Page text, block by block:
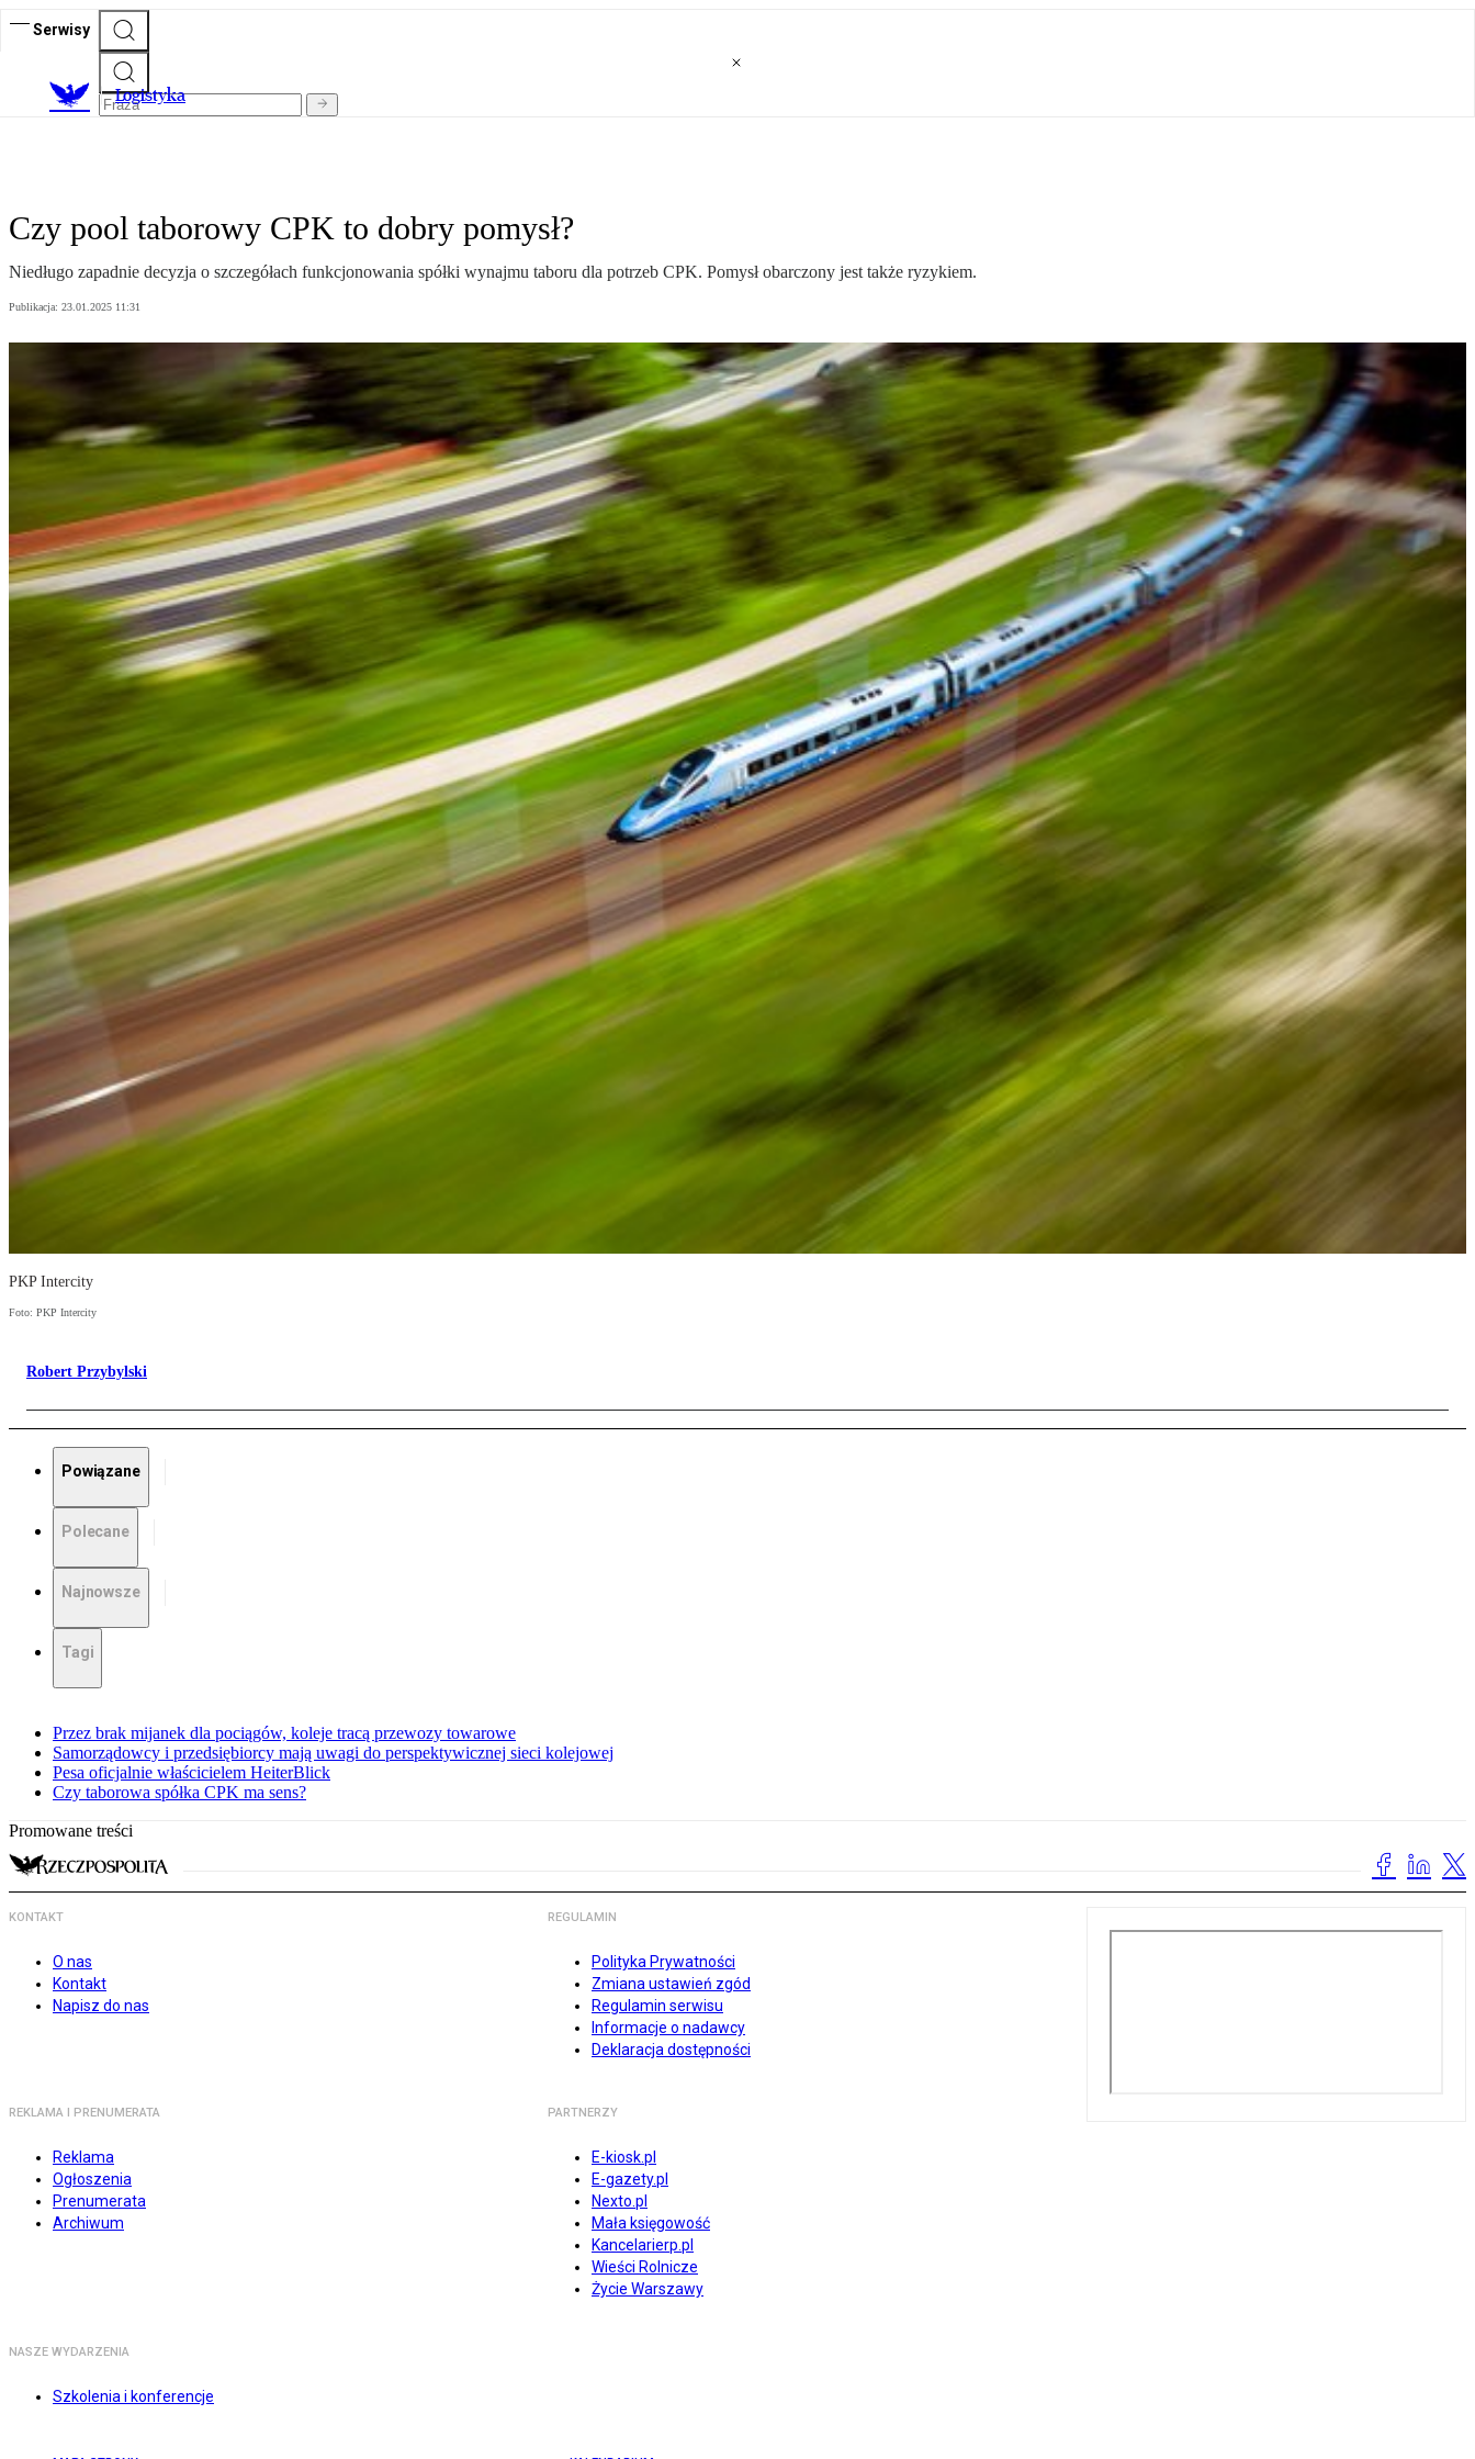
Serwisy
Logistyka
Czy pool taborowy CPK to dobry pomysł?
Niedługo zapadnie decyzja o szczegółach funkcjonowania spółki wynajmu taboru dla potrzeb CPK. Pomysł obarczony jest także ryzykiem.
Publikacja: 23.01.2025 11:31
PKP Intercity
Foto: PKP Intercity
Robert Przybylski
Powiązane
Polecane
Najnowsze
Tagi
Przez brak mijanek dla pociągów, koleje tracą przewozy towarowe
Samorządowcy i przedsiębiorcy mają uwagi do perspektywicznej sieci kolejowej
Pesa oficjalnie właścicielem HeiterBlick
Czy taborowa spółka CPK ma sens?
Promowane treści
KONTAKT
O nas
Kontakt
Napisz do nas
REGULAMIN
Polityka Prywatności
Zmiana ustawień zgód
Regulamin serwisu
Informacje o nadawcy
Deklaracja dostępności
REKLAMA I PRENUMERATA
Reklama
Ogłoszenia
Prenumerata
Archiwum
PARTNERZY
E-kiosk.pl
E-gazety.pl
Nexto.pl
Mała księgowość
Kancelarierp.pl
Wieści Rolnicze
Życie Warszawy
NASZE WYDARZENIA
Szkolenia i konferencje